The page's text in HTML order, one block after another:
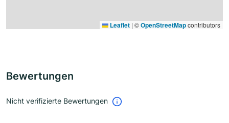
Leaflet | ©OpenStreetMapcontributors
Bewertungen
Nicht verifizierte Bewertungen